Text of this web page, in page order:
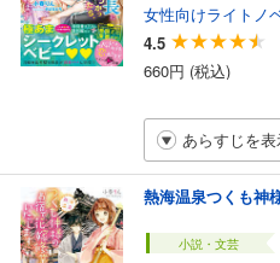
女性向けライトノ
4.5
660円 (税込)
あらすじを
熱海温泉つくも神
小説・文芸